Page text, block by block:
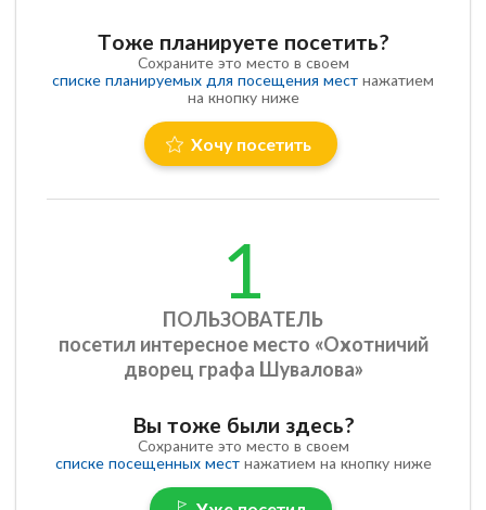
Тоже планируете посетить?
Сохраните это место в своем
списке планируемых для посещения мест нажатием
на кнопку ниже
Хочу посетить
1
ПОЛЬЗОВАТЕЛЬ
посетил интересное место «Охотничий
дворец графа Шувалова»
Вы тоже были здесь?
Сохраните это место в своем
списке посещенных местнажатием на кнопку ниже